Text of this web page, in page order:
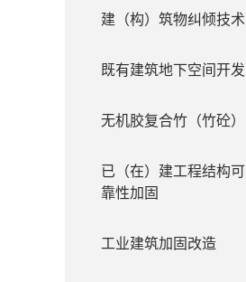
建（构）筑物纠倾技术
既有建筑地下空间开发
无机胶复合竹（竹砼）
已（在）建工程结构可
靠性加固
工业建筑加固改造